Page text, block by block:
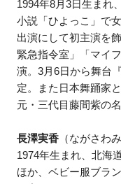
1994年8月3日生まれ
小説「ひよっこ」で
出演にして初主演を
緊急指令室」「マイ
演。3月6日から舞台
定。また日本舞踊家
元・三代目藤間紫の名
長澤実香 （ながさわみ
1974年生まれ、北海
ほか、ベビー服ブラ